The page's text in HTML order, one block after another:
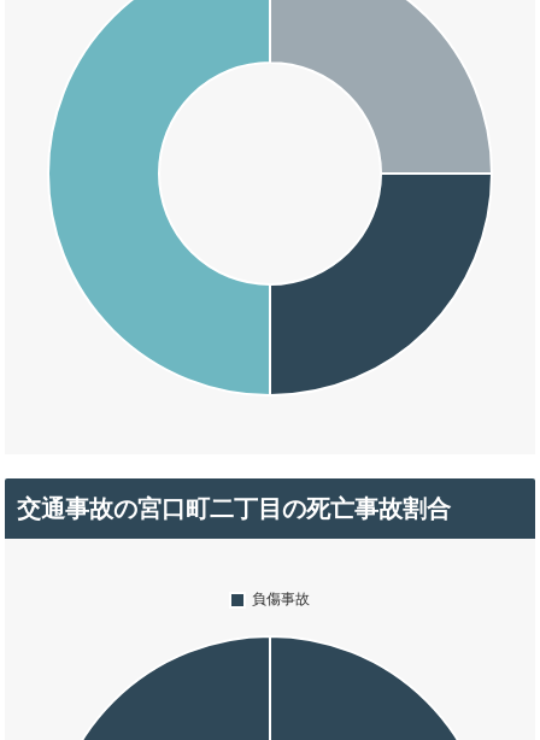
交通事故の宮口町二丁目の死亡事故割合